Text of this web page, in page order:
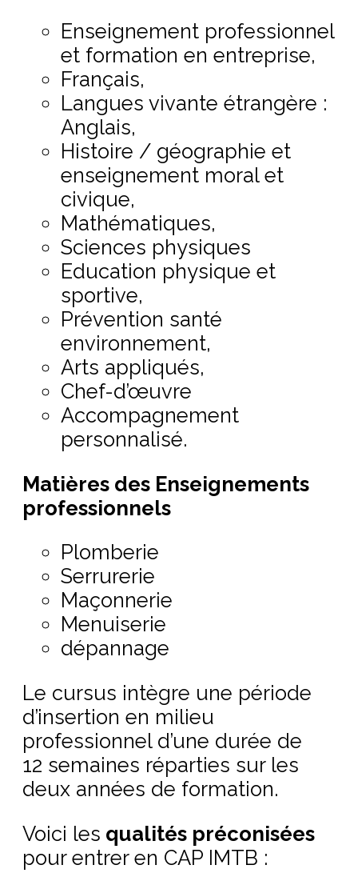
Enseignement professionnel
et formation en entreprise,
Français,
Langues vivante étrangère :
Anglais,
Histoire / géographie et
enseignement moral et
civique,
Mathématiques,
Sciences physiques
Education physique et
sportive,
Prévention santé
environnement,
Arts appliqués,
Chef-d’œuvre
Accompagnement
personnalisé.
Matières des Enseignements
professionnels
Plomberie
Serrurerie
Maçonnerie
Menuiserie
dépannage
Le cursus intègre une période
d’insertion en milieu
professionnel d’une durée de
12 semaines réparties sur les
deux années de formation.
Voici les qualités préconisées
pour entrer en CAP IMTB :